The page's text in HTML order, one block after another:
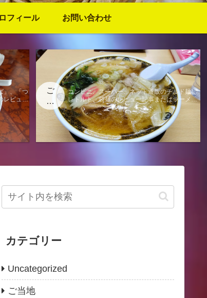
フィール お問い合わせ
」、「つ
レビュー
ご
当
地
コンビニ、スーパー、ネット通販のチルド麺、
レトルト、袋麺のレビュー記事またはラーメン
に関する電子書籍出版情報のページになりま
す。
カテゴリー
Uncategorized
ご当地